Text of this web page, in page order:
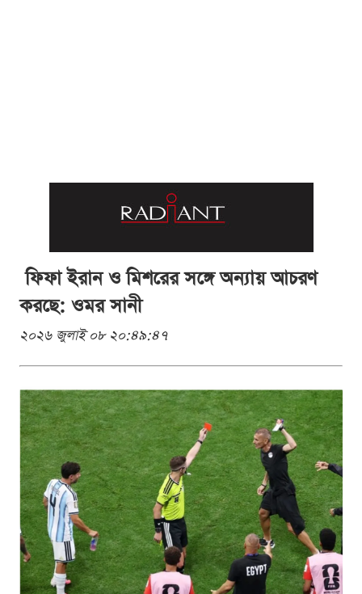
ফিফা ইরান ও মিশরের সঙ্গে অন্যায় আচরণ
করছে: ওমর সানী
২০২৬ জুলাই ০৮ ২০:৪৯:৪৭